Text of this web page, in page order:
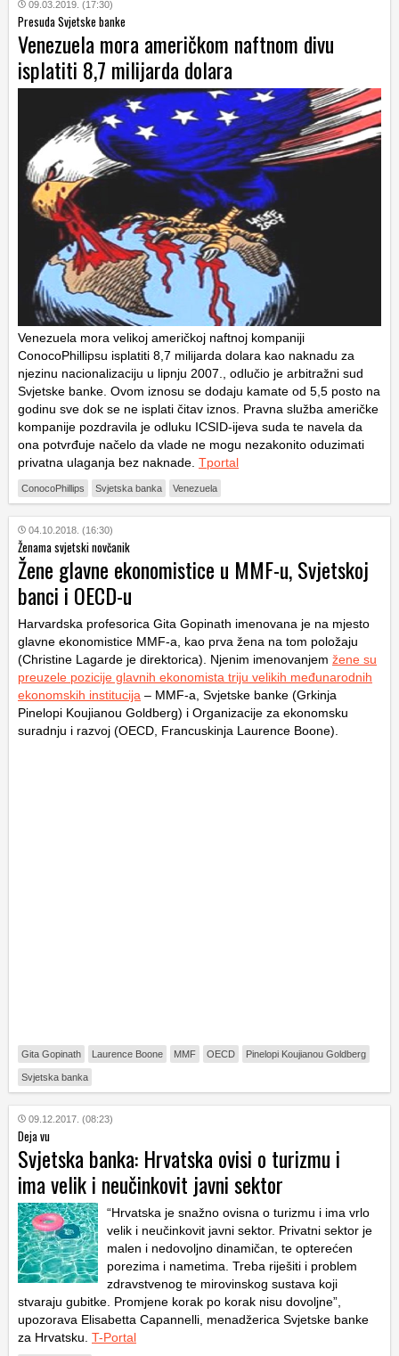
09.03.2019. (17:30)
Presuda Svjetske banke
Venezuela mora američkom naftnom divu
isplatiti 8,7 milijarda dolara
Venezuela mora velikoj američkoj naftnoj kompaniji
ConocoPhillipsu isplatiti 8,7 milijarda dolara kao naknadu za
njezinu nacionalizaciju u lipnju 2007., odlučio je arbitražni sud
Svjetske banke. Ovom iznosu se dodaju kamate od 5,5 posto na
godinu sve dok se ne isplati čitav iznos. Pravna služba američke
kompanije pozdravila je odluku ICSID-ijeva suda te navela da
ona potvrđuje načelo da vlade ne mogu nezakonito oduzimati
privatna ulaganja bez naknade. Tportal
ConocoPhillips Svjetska banka Venezuela
04.10.2018. (16:30)
Ženama svjetski novčanik
Žene glavne ekonomistice u MMF-u, Svjetskoj
banci i OECD-u
Harvardska profesorica Gita Gopinath imenovana je na mjesto
glavne ekonomistice MMF-a, kao prva žena na tom položaju
(Christine Lagarde je direktorica). Njenim imenovanjem žene su
preuzele pozicije glavnih ekonomista triju velikih međunarodnih
ekonomskih institucija – MMF-a, Svjetske banke (Grkinja
Pinelopi Koujianou Goldberg) i Organizacije za ekonomsku
suradnju i razvoj (OECD, Francuskinja Laurence Boone).
Gita Gopinath Laurence Boone MMF OECD Pinelopi Koujianou Goldberg
Svjetska banka
09.12.2017. (08:23)
Deja vu
Svjetska banka: Hrvatska ovisi o turizmu i
ima velik i neučinkovit javni sektor
“Hrvatska je snažno ovisna o turizmu i ima vrlo
velik i neučinkovit javni sektor. Privatni sektor je
malen i nedovoljno dinamičan, te opterećen
porezima i nametima. Treba riješiti i problem
zdravstvenog te mirovinskog sustava koji
stvaraju gubitke. Promjene korak po korak nisu dovoljne”,
upozorava Elisabetta Capannelli, menadžerica Svjetske banke
za Hrvatsku. T-Portal